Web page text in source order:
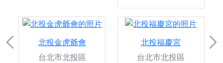
北投金虎爺會
台北市北投區
北投福慶宮
台北市北投區
Previous